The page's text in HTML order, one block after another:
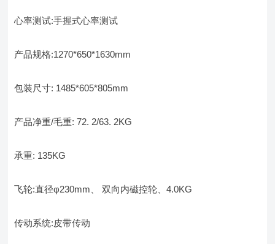
心率测试:手握式心率测试
产品规格:1270*650*1630mm
包装尺寸: 1485*605*805mm
产品净重/毛重: 72. 2/63. 2KG
承重: 135KG
飞轮:直径φ230mm、 双向内磁控轮、4.0KG
传动系统:皮带传动